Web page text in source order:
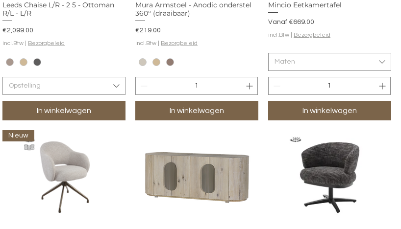
Leeds Chaise L/R - 2 5 - Ottoman
R/L - L/R
Prijs
€2,099.00
incl.Btw Bezorgbeleid
Opstelling
In winkelwagen
Mura Armstoel - Anodic onderstel
360° (draaibaar)
Prijs
€219.00
incl.Btw Bezorgbeleid
In winkelwagen
Mincio Eetkamertafel
Vanaf €669.00
Verkoopprijs
incl.Btw Bezorgbeleid
Maten
In winkelwagen
Nieuw